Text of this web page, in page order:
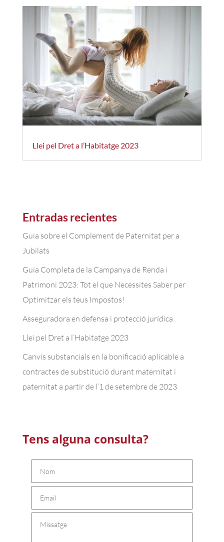
Llei pel Dret a l’Habitatge 2023
Entradas recientes
Guia sobre el Complement de Paternitat per a
Jubilats
Guia Completa de la Campanya de Renda i
Patrimoni 2023: Tot el que Necessites Saber per
Optimitzar els teus Impostos!
Asseguradora en defensa i protecció jurídica
Llei pel Dret a l’Habitatge 2023
Canvis substancials en la bonificació aplicable a
contractes de substitució durant maternitat i
paternitat a partir de l’1 de setembre de 2023
Tens alguna consulta?